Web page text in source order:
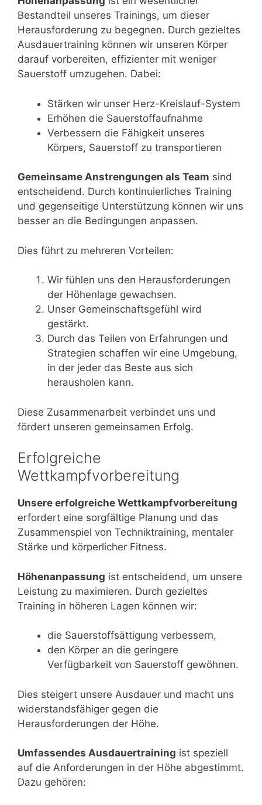
Bestandteil unseres Trainings, um dieser
Herausforderung zu begegnen. Durch gezieltes
Ausdauertraining können wir unseren Körper
darauf vorbereiten, effizienter mit weniger
Sauerstoff umzugehen. Dabei:
Stärken wir unser Herz-Kreislauf-System
Erhöhen die Sauerstoffaufnahme
Verbessern die Fähigkeit unseres
Körpers, Sauerstoff zu transportieren
Gemeinsame Anstrengungen als Team sind
entscheidend. Durch kontinuierliches Training
und gegenseitige Unterstützung können wir uns
besser an die Bedingungen anpassen.
Dies führt zu mehreren Vorteilen:
Wir fühlen uns den Herausforderungen
der Höhenlage gewachsen.
Unser Gemeinschaftsgefühl wird
gestärkt.
Durch das Teilen von Erfahrungen und
Strategien schaffen wir eine Umgebung,
in der jeder das Beste aus sich
herausholen kann.
Diese Zusammenarbeit verbindet uns und
fördert unseren gemeinsamen Erfolg.
Erfolgreiche
Wettkampfvorbereitung
Unsere erfolgreiche Wettkampfvorbereitung
erfordert eine sorgfältige Planung und das
Zusammenspiel von Techniktraining, mentaler
Stärke und körperlicher Fitness.
Höhenanpassung ist entscheidend, um unsere
Leistung zu maximieren. Durch gezieltes
Training in höheren Lagen können wir:
die Sauerstoffsättigung verbessern,
den Körper an die geringere
Verfügbarkeit von Sauerstoff gewöhnen.
Dies steigert unsere Ausdauer und macht uns
widerstandsfähiger gegen die
Herausforderungen der Höhe.
Umfassendes Ausdauertraining ist speziell
auf die Anforderungen in der Höhe abgestimmt.
Dazu gehören: